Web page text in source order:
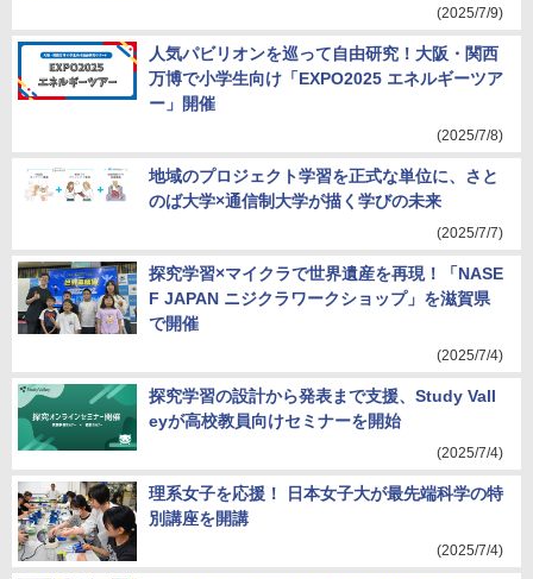
(2025/7/9)
人気パビリオンを巡って自由研究！大阪・関西
万博で小学生向け「EXPO2025 エネルギーツア
ー」開催
(2025/7/8)
地域のプロジェクト学習を正式な単位に、さと
のば大学×通信制大学が描く学びの未来
(2025/7/7)
探究学習×マイクラで世界遺産を再現！「NASE
F JAPAN ニジクラワークショップ」を滋賀県
で開催
(2025/7/4)
探究学習の設計から発表まで支援、Study Vall
eyが高校教員向けセミナーを開始
(2025/7/4)
理系女子を応援！ 日本女子大が最先端科学の特
別講座を開講
(2025/7/4)